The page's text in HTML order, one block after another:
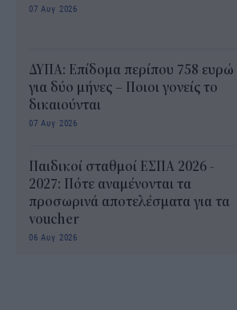
07 Αυγ 2026
ΔΥΠΑ: Επίδομα περίπου 758 ευρώ
για δύο μήνες – Ποιοι γονείς το
δικαιούνται
07 Αυγ 2026
Παιδικοί σταθμοί ΕΣΠΑ 2026 -
2027: Πότε αναμένονται τα
προσωρινά αποτελέσματα για τα
voucher
06 Αυγ 2026